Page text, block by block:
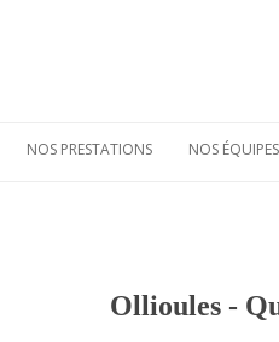
NOS PRESTATIONS NOS ÉQUIPES
Ollioules -